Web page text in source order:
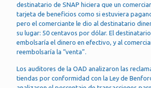
destinatario de SNAP hiciera que un
tarjeta de beneficios como si estuviera
pero el comerciante le dio al destinatario
su lugar: 50 centavos por dólar. El destinatario
embolsaría el dinero en efectivo, y al
reembolsaría la “venta”.
Los auditores de la OAD analizaron las
tiendas por conformidad con la Ley de